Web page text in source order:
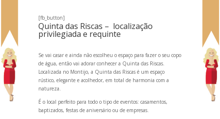
[fb_button]
Quinta das Riscas – localização
privilegiada e requinte
Se vai casar e ainda não escolheu o espaço para fazer o seu copo
de água, então vai adorar conhecer a Quinta das Riscas.
Localizada no Montijo, a Quinta das Riscas é um espaço
rústico, elegante e acolhedor, em total de harmonia com a
natureza.
É o local perfeito para todo o tipo de eventos: casamentos,
baptizados, festas de aniversário ou de empresas.